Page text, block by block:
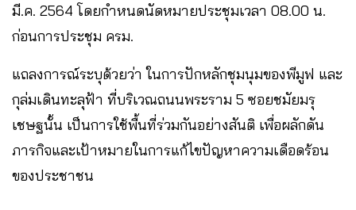
มี.ค. 2564 โดยกำหนดนัดหมายประชุมเวลา 08.00 น.
ก่อนการประชุม ครม.
แถลงการณ์ระบุด้วยว่า ในการปักหลักชุมนุมของพีมูฟ และ
กุล่มเดินทะลุฟ้า ที่บริเวณถนนพระราม 5 ซอยชมัยมรุ
เชษฐนั้น เป็นการใช้พื้นที่ร่วมกันอย่างสันติ เพื่อผลักดัน
ภารกิจและเป้าหมายในการแก้ไขปัญหาความเดือดร้อน
ของประชาชน